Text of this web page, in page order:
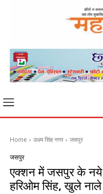
Home उधम सिंह नगर जसपुर
जसपुर
एक्शन में जसपुर के नये
हरिओम सिंह, खुले नाले